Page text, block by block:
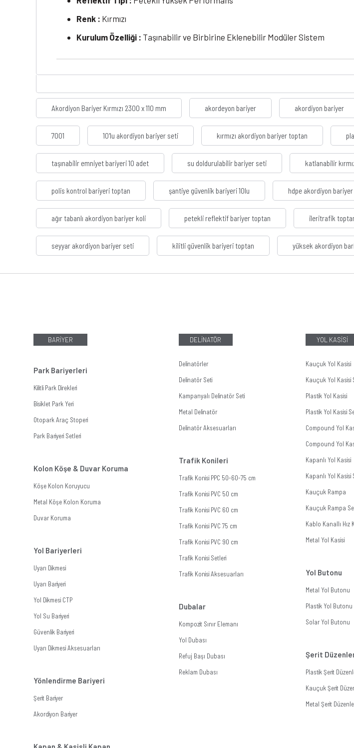
Renk : Kırmızı
Kurulum Özelliği : Taşınabilir ve Birbirine Eklenebilir Modüler Sistem
Akordiyon Bariyer Kırmızı 2300 x 110 mm akordeyon bariyer akordiyon bariyer
7001 10'lu akordiyon bariyer seti kırmızı akordiyon bariyer toptan
taşınabilir emniyet bariyeri 10 adet su doldurulabilir bariyer seti katlanabilir
polis kontrol bariyeri toptan şantiye güvenlik bariyeri 10lu hdpe akordiyon
ağır tabanlı akordiyon bariyer koli petekli reflektif bariyer toptan ileritrafik
seyyar akordiyon bariyer seti kilitli güvenlik bariyeri toptan yüksek akordiyon
BARİYER
Park Bariyerleri
Kilitli Park Direkleri
Bisiklet Park Yeri
Otopark Araç Stoperi
Park Bariyeri Setleri
Kolon Köşe & Duvar Koruma
Köşe Kolon Koruyucu
Metal Köşe Kolon Koruma
Duvar Koruma
Yol Bariyerleri
Uyarı Dikmesi
Uyarı Bariyeri
Yol Dikmesi CTP
Yol Su Bariyeri
Güvenlik Bariyeri
Uyarı Dikmesi Aksesuarları
Yönlendirme Bariyeri
Şerit Bariyer
Akordiyon Bariyer
DELİNATÖR
Delinatörler
Delinatör Seti
Kampanyalı Delinatör Seti
Metal Delinatör
Delinatör Aksesuarları
Trafik Konileri
Trafik Konisi PPC 50-60-75 cm
Trafik Konisi PVC 50 cm
Trafik Konisi PVC 60 cm
Trafik Konisi PVC 75 cm
Trafik Konisi PVC 90 cm
Trafik Konisi Setleri
Trafik Konisi Aksesuarları
Dubalar
Kompozit Sınır Elemanı
Yol Dubası
Refuj Başı Dubası
Reklam Dubası
YOL KASİSİ
Kauçuk Yol Kasisi
Kauçuk Yol Kasisi
Plastik Yol Kasisi
Plastik Yol Kasisi
Compound Yol
Compound Yol
Kapanlı Yol Kasisi
Kapanlı Yol Kasisi
Kauçuk Rampa
Kauçuk Rampa
Kablo Kanallı Hız
Metal Yol Kasisi
Yol Butonu
Metal Yol Butonu
Plastik Yol Butonu
Solar Yol Butonu
Şerit
Plastik Şerit
Kauçuk Şerit
Metal Şerit